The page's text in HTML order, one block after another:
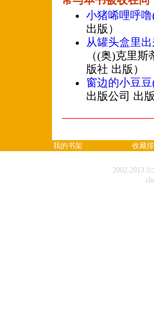
小猪唏哩呼
出版）
从罐头盒里
（(奥)克里
版社 出版）
窗边的小豆
出版公司 出
我的书架 收藏
2002-2013